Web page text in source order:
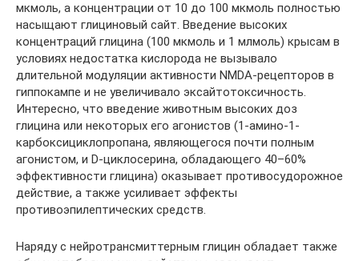
мкмоль, а концентрации от 10 до 100 мкмоль полностью
насыщают глициновый сайт. Введение высоких
концентраций глицина (100 мкмоль и 1 млмоль) крысам в
условиях недостатка кислорода не вызывало
длительной модуляции активности NMDA-рецепторов в
гиппокампе и не увеличивало эксайтотоксичность.
Интересно, что введение животным высоких доз
глицина или некоторых его агонистов (1-амино-1-
карбоксициклопропана, являющегося почти полным
агонистом, и D-циклосерина, обладающего 40–60%
эффективности глицина) оказывает противосудорожное
действие, а также усиливает эффекты
противоэпилептических средств.
Наряду с нейротрансмиттерным глицин обладает также